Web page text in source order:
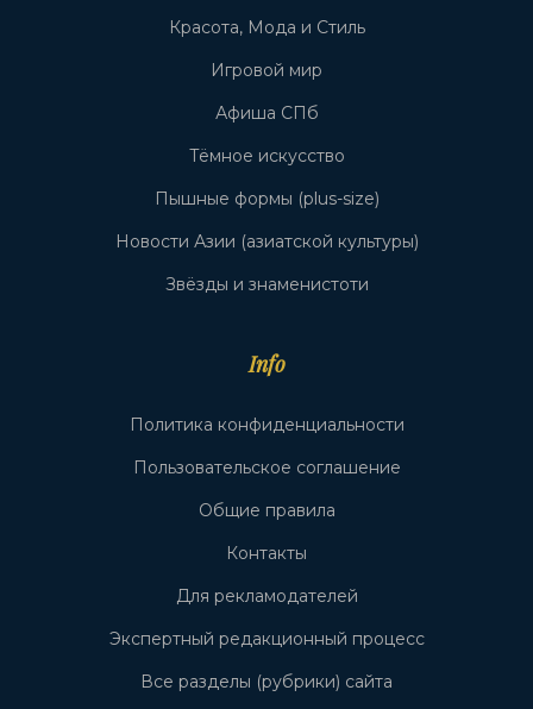
Красота, Мода и Стиль
Игровой мир
Афиша СПб
Тёмное искусство
Пышные формы (plus-size)
Новости Азии (азиатской культуры)
Звёзды и знаменистоти
Info
Политика конфиденциальности
Пользовательское соглашение
Общие правила
Контакты
Для рекламодателей
Экспертный редакционный процесс
Все разделы (рубрики) сайта